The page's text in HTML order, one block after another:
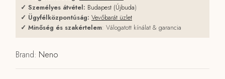
✓ Személyes átvétel: Budapest (Újbuda)
✓ Ügyfélközpontúság: Vevőbarát üzlet
✓ Minőség és szakértelem: Válogatott kínálat & garancia
Brand: Neno